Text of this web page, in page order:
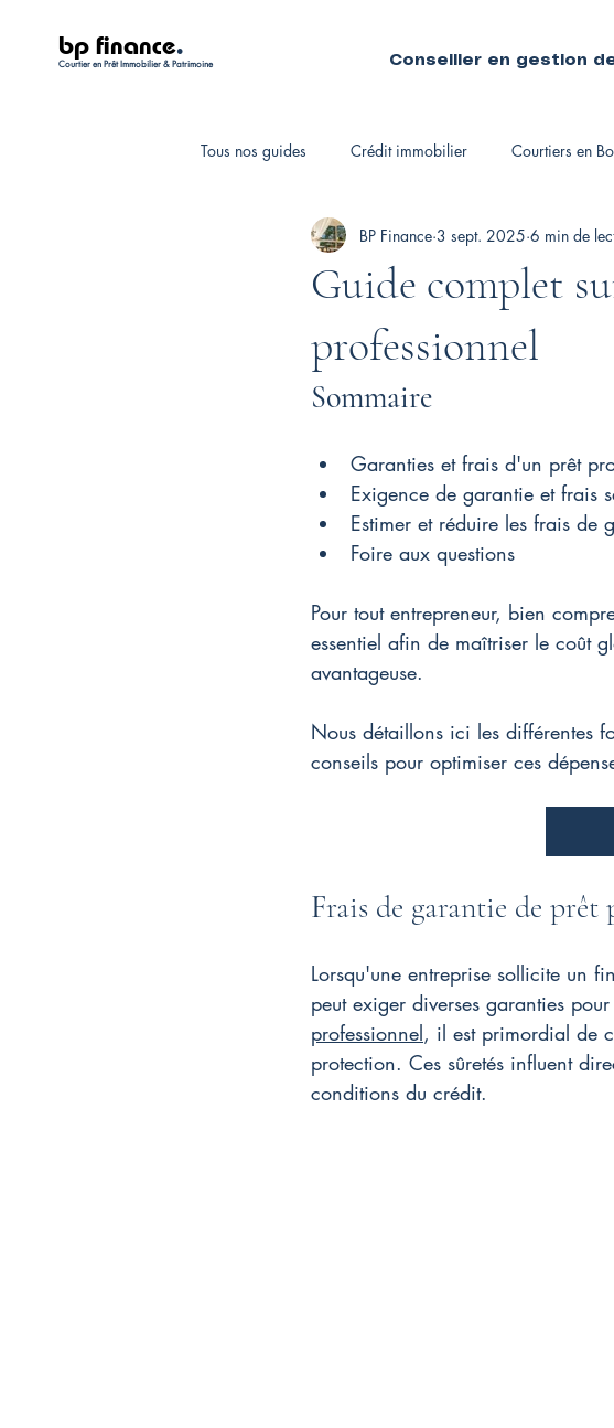
bp finance.
Courtier en Prêt Immobilier & Patrimoine Conseiller en gestion
Tous nos guides Crédit immobilier Courtiers en
Fiscalité personnelle Courtiers immobiliers
Guide complet
professionnel
BP Finance 3 sept. 2025 6 min de
Sommaire
Garanties et frais d'un prêt
Exigence de garantie et frais
Estimer et réduire les frais de
Foire aux questions
Pour tout entrepreneur, bien
essentiel afin de maîtriser le coût
avantageuse.
Nous détaillons ici les différentes
conseils pour optimiser ces
Frais de garantie de prêt
Lorsqu'une entreprise sollicite un
peut exiger diverses garanties
professionnel, il est primordial de
protection. Ces sûretés influent
conditions du crédit.